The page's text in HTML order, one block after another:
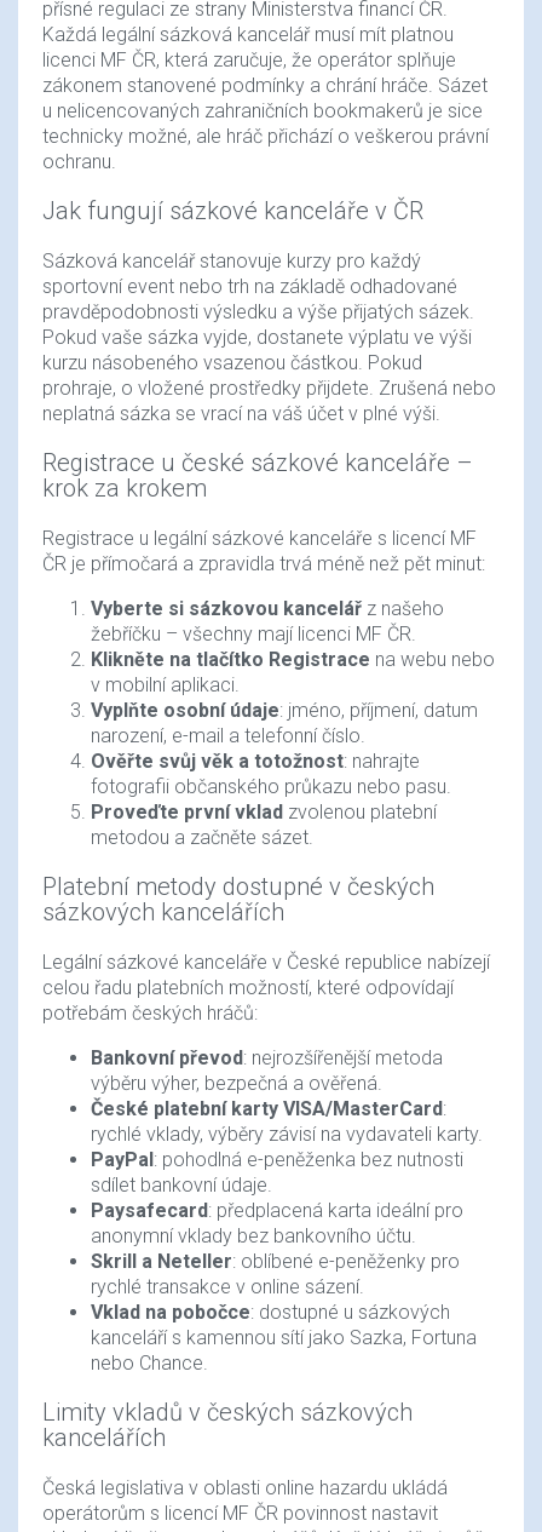
přísné regulaci ze strany Ministerstva financí ČR.
Každá legální sázková kancelář musí mít platnou
licenci MF ČR, která zaručuje, že operátor splňuje
zákonem stanovené podmínky a chrání hráče. Sázet
u nelicencovaných zahraničních bookmakerů je sice
technicky možné, ale hráč přichází o veškerou právní
ochranu.
Jak fungují sázkové kanceláře v ČR
Sázková kancelář stanovuje kurzy pro každý
sportovní event nebo trh na základě odhadované
pravděpodobnosti výsledku a výše přijatých sázek.
Pokud vaše sázka vyjde, dostanete výplatu ve výši
kurzu násobeného vsazenou částkou. Pokud
prohraje, o vložené prostředky přijdete. Zrušená nebo
neplatná sázka se vrací na váš účet v plné výši.
Registrace u české sázkové kanceláře –
krok za krokem
Registrace u legální sázkové kanceláře s licencí MF
ČR je přímočará a zpravidla trvá méně než pět minut:
Vyberte si sázkovou kancelář z našeho
žebříčku – všechny mají licenci MF ČR.
Klikněte na tlačítko Registrace na webu nebo
v mobilní aplikaci.
Vyplňte osobní údaje: jméno, příjmení, datum
narození, e-mail a telefonní číslo.
Ověřte svůj věk a totožnost: nahrajte
fotografii občanského průkazu nebo pasu.
Proveďte první vklad zvolenou platební
metodou a začněte sázet.
Platební metody dostupné v českých
sázkových kancelářích
Legální sázkové kanceláře v České republice nabízejí
celou řadu platebních možností, které odpovídají
potřebám českých hráčů:
Bankovní převod: nejrozšířenější metoda
výběru výher, bezpečná a ověřená.
České platební karty VISA/MasterCard:
rychlé vklady, výběry závisí na vydavateli karty.
PayPal : pohodlná e-peněženka bez nutnosti
sdílet bankovní údaje.
Paysafecard: předplacená karta ideální pro
anonymní vklady bez bankovního účtu.
Skrill a Neteller: oblíbené e-peněženky pro
rychlé transakce v online sázení.
Vklad na pobočce: dostupné u sázkových
kanceláří s kamennou sítí jako Sazka, Fortuna
nebo Chance.
Limity vkladů v českých sázkových
kancelářích
Česká legislativa v oblasti online hazardu ukládá
operátorům s licencí MF ČR povinnost nastavit